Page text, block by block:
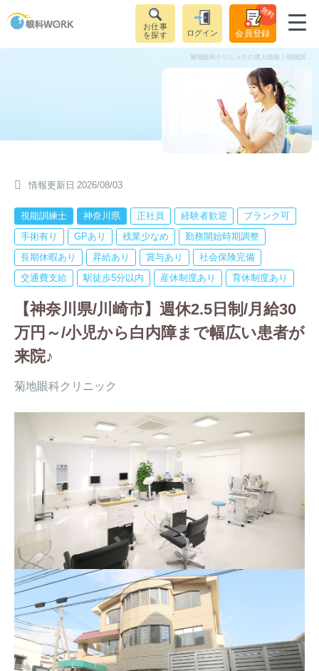
お仕事
を探す
ログイン
無料
会員登録
菊地眼科クリニックの求人情報｜視能訓練士（正社員）｜神奈川県川崎市鹿島田駅
情報更新日 2026/08/03
視能訓練士 神奈川県 正社員 経験者歓迎
ブランク可
手術有り
GPあり 残業少なめ
勤務開始時期調整
長期休暇あり
昇給あり 賞与あり
社会保険完備
交通費支給
駅徒歩5分以内 産休制度あり 育休制度あり
【神奈川県/川崎市】週休2.5日制/月給30
万円～/小児から白内障まで幅広い患者が
来院♪
菊地眼科クリニック